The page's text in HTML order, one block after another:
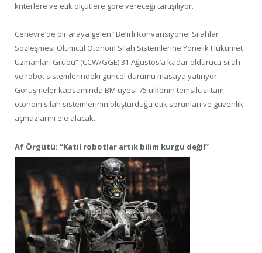
kriterlere ve etik ölçütlere göre vereceği tartışılıyor.
Cenevre’de bir araya gelen “Belirli Konvansiyonel Silahlar
Sözleşmesi Ölümcül Otonom Silah Sistemlerine Yönelik Hükümet
Uzmanları Grubu” (CCW/GGE) 31 Ağustos’a kadar öldürücü silah
ve robot sistemlerindeki güncel durumu masaya yatırıyor.
Görüşmeler kapsamında BM üyesi 75 ülkenin temsilcisi tam
otonom silah sistemlerinin oluşturduğu etik sorunları ve güvenlik
açmazlarını ele alacak.
Af Örgütü: “Katil robotlar artık bilim kurgu değil”